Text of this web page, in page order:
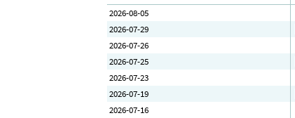
2026-08-05
2026-07-29
2026-07-26
2026-07-25
2026-07-23
2026-07-19
2026-07-16